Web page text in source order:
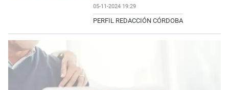
05-11-2024 19:29
PERFIL REDACCIÓN CÓRDOBA